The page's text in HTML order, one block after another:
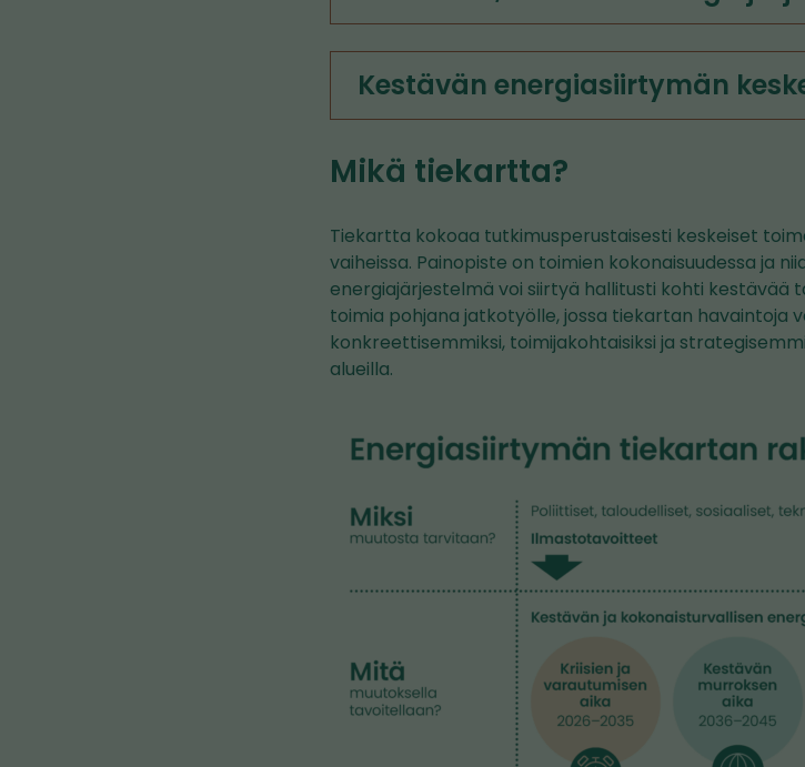
Kestävän energiasiirtymän
Mikä tiekartta?
Tiekartta kokoaa tutkimusperustaisesti keskeiset
vaiheissa. Painopiste on toimien kokonaisuudessa ja
energiajärjestelmä voi siirtyä hallitusti kohti kestävää
toimia pohjana jatkotyölle, jossa tiekartan havaintoja
konkreettisemmiksi, toimijakohtaisiksi ja
alueilla.